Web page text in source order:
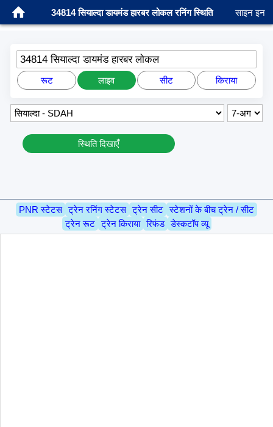
34814 सियाल्दा डायमंड हारबर लोकल रनिंग स्थिति साइन इन
34814 सियाल्दा डायमंड हारबर लोकल
रूट लाइव सीट किराया
स्थिति दिखाएँ
PNR स्टेटस ट्रेन रनिंग स्टेटस ट्रेन सीट स्टेशनों के बीच ट्रेन / सीट
ट्रेन रूट ट्रेन किराया रिफंड डेस्कटॉप व्यू